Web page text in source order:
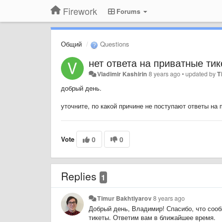
Firework Forums
Общий Questions
нет ответа на приватные
Vladimir Kashirin 8 years ago•updated by
добрый день.
уточните, по какой причине не поступают ответы на
Vote 0 0
Replies 1
Timur Bakhtiyarov8 years ago
Добрый день, Владимир! Спасибо, что
тикеты. Ответим вам в ближайшее время.